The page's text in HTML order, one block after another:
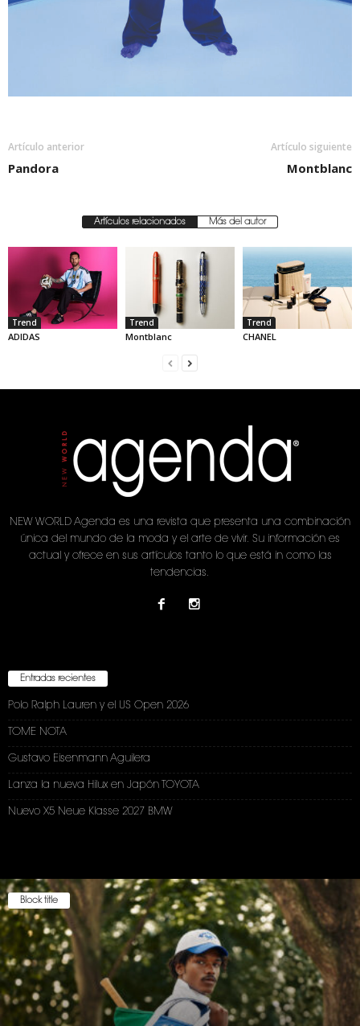
Artículo anterior
Pandora
Artículo siguiente
Montblanc
Artículos relacionados Más del autor
Trend
ADIDAS
Trend
Montblanc
Trend
CHANEL
NEW WORLD Agenda es una revista que presenta una combinación
única del mundo de la moda y el arte de vivir. Su información es
actual y ofrece en sus artículos tanto lo que está in como las
tendencias.
Entradas recientes
Polo Ralph Lauren y el US Open 2026
TOME NOTA
Gustavo Eisenmann Aguilera
Lanza la nueva Hilux en Japón TOYOTA
Nuevo X5 Neue Klasse 2027 BMW
Block title